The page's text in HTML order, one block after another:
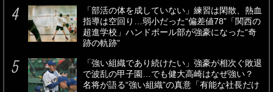
「部活の体を成していない」練習は閑散、熱血
指導は空回り…弱小だった“偏差値78”「関西の
超進学校」ハンドボール部が強豪になった“奇
跡の軌跡”
「強い組織であり続けたい」強豪が相次ぐ敗退
で波乱の甲子園…でも健大高崎はなぜ強い？
名将が語る“強い組織”の真意「有能な社長だけ